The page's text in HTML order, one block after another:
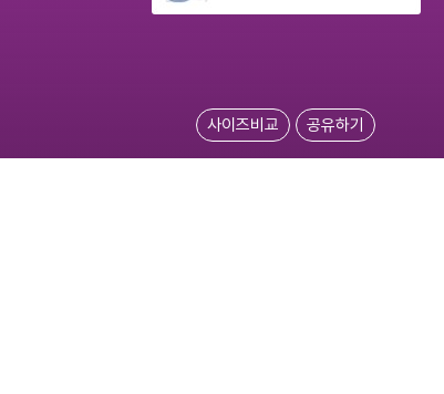
사이즈비교 공유하기